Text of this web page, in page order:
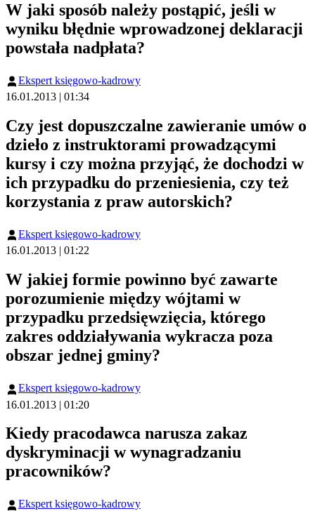
W jaki sposób należy postąpić, jeśli w
wyniku błędnie wprowadzonej deklaracji
powstała nadpłata?
Ekspert księgowo-kadrowy
16.01.2013 | 01:34
Czy jest dopuszczalne zawieranie umów o
dzieło z instruktorami prowadzącymi
kursy i czy można przyjąć, że dochodzi w
ich przypadku do przeniesienia, czy też
korzystania z praw autorskich?
Ekspert księgowo-kadrowy
16.01.2013 | 01:22
W jakiej formie powinno być zawarte
porozumienie między wójtami w
przypadku przedsięwzięcia, którego
zakres oddziaływania wykracza poza
obszar jednej gminy?
Ekspert księgowo-kadrowy
16.01.2013 | 01:20
Kiedy pracodawca narusza zakaz
dyskryminacji w wynagradzaniu
pracowników?
Ekspert księgowo-kadrowy